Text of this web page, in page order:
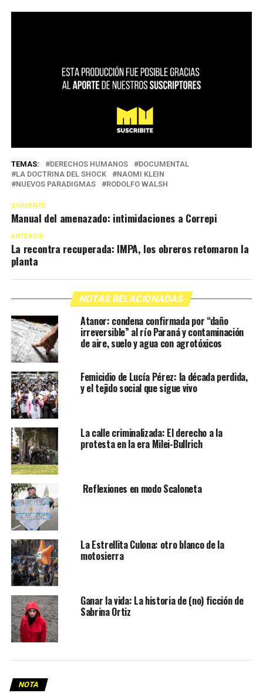
TEMAS: DERECHOS HUMANOS
DOCUMENTAL
LA DOCTRINA DEL SHOCK
NAOMI KLEIN
NUEVOS PARADIGMAS
RODOLFO WALSH
SIGUIENTE
Manual del amenazado: intimidaciones a Correpi
ANTERIOR
La recontra recuperada: IMPA, los obreros retomaron la
planta
NOTAS RELACIONADAS
Atanor: condena confirmada por “daño
irreversible” al río Paraná y contaminación
de aire, suelo y agua con agrotóxicos
Femicidio de Lucía Pérez: la década perdida,
y el tejido social que sigue vivo
La calle criminalizada: El derecho a la
protesta en la era Milei-Bullrich
Reflexiones en modo Scaloneta
La Estrellita Culona: otro blanco de la
motosierra
Ganar la vida: La historia de (no) ficción de
Sabrina Ortiz
NOTA